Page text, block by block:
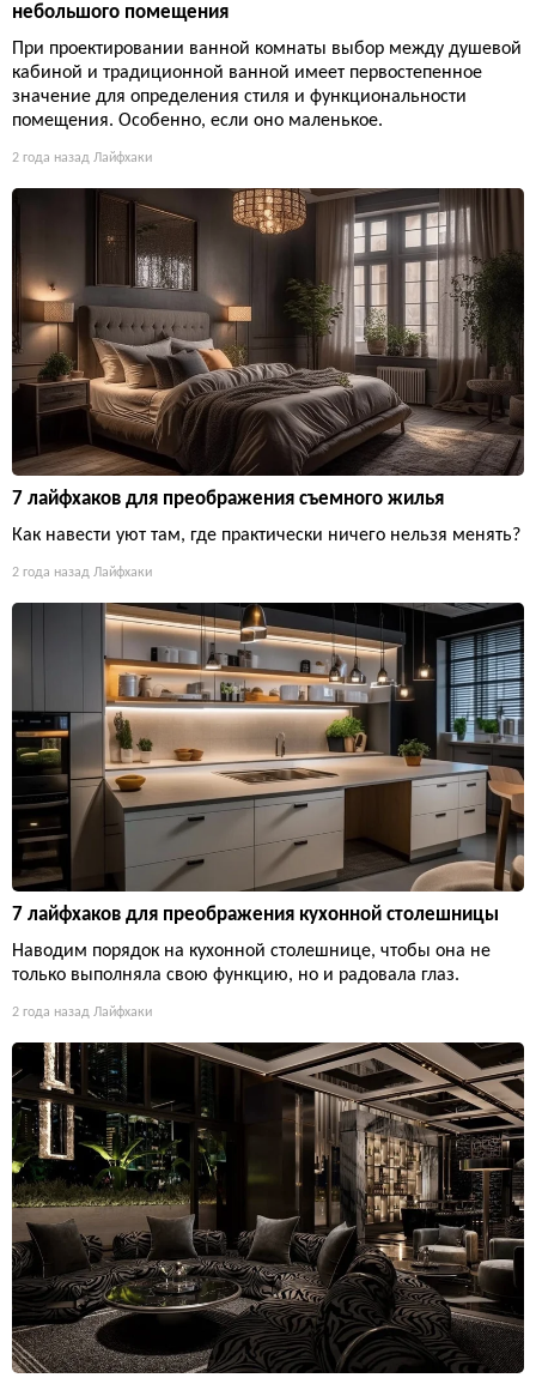
небольшого помещения
При проектировании ванной комнаты выбор между душевой
кабиной и традиционной ванной имеет первостепенное
значение для определения стиля и функциональности
помещения. Особенно, если оно маленькое.
2 года назад Лайфхаки
7 лайфхаков для преображения съемного жилья
Как навести уют там, где практически ничего нельзя менять?
2 года назад Лайфхаки
7 лайфхаков для преображения кухонной столешницы
Наводим порядок на кухонной столешнице, чтобы она не
только выполняла свою функцию, но и радовала глаз.
2 года назад Лайфхаки